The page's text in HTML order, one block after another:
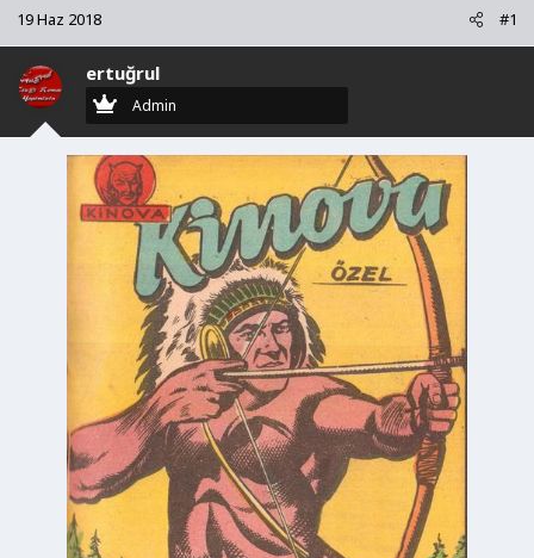
u
y
u
B
a
a
n
g
ı
t
a
r
i
i
19 Haz 2018 #1
ertuğrul
Admin